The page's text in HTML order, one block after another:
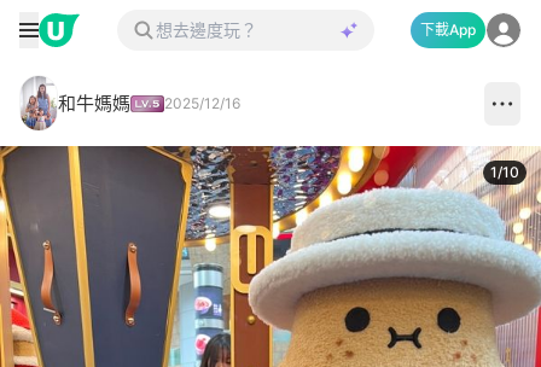
下載App
和牛媽媽 2025/12/16
1/10